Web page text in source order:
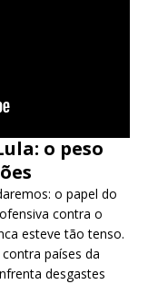
o peso
o papel do
contra o
esteve tão tenso.
países da
desgastes